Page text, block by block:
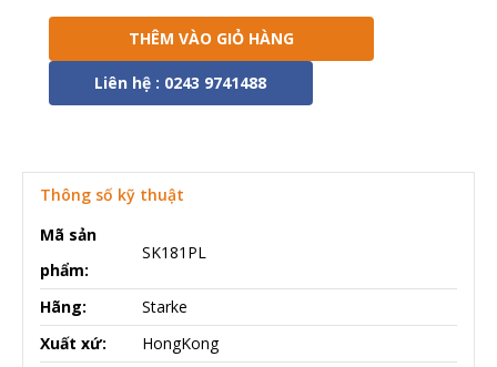
THÊM VÀO GIỎ HÀNG
Liên hệ : 0243 9741488
Thông số kỹ thuật
Mã sản
phẩm:
SK181PL
Hãng:
Starke
Xuất xứ:
HongKong